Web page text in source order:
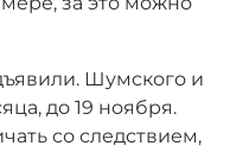
Шумского и
до 19 ноября.
со следствием,